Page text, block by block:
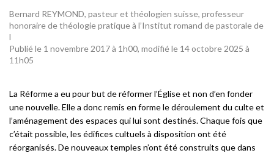
Bernard REYMOND, pasteur et théologien suisse, professeur
honoraire de théologie pratique à l’Institut romand de pastorale de
l
Publié le 1 novembre 2017 à 1h00, modifié le 14 octobre 2025 à
11h05
La Réforme a eu pour but de réformer l’Église et non d’en fonder
une nouvelle. Elle a donc remis en forme le déroulement du culte et
l’aménagement des espaces qui lui sont destinés. Chaque fois que
c’était possible, les édifices cultuels à disposition ont été
réorganisés. De nouveaux temples n’ont été construits que dans